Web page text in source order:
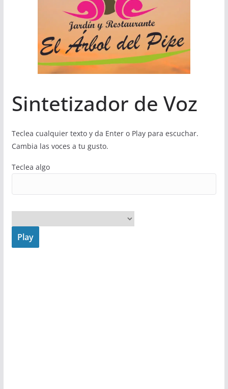
Sintetizador de Voz
Teclea cualquier texto y da Enter o Play para escuchar.
Cambia las voces a tu gusto.
Teclea algo
Play